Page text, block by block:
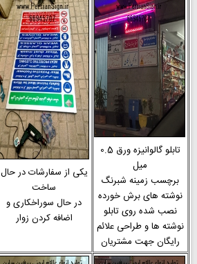
تابلو گالوانیزه ورق 0.5
میل
برچسب زمینه شبرنگ
نوشته های برش خورده
نصب شده روی تابلو
نوشته ها و طراحی علائم
رایگان جهت مشتریان
یکی از سفارشات در حال
ساخت
در حال سوراخکاری و
اضافه کردن زوار